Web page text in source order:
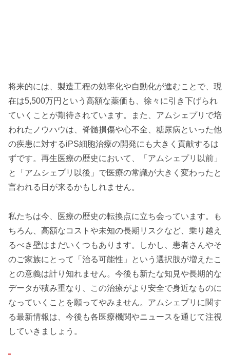
将来的には、製造工程の効率化や自動化が進むことで、現
在は5,500万円という高額な薬価も、徐々に引き下げられ
ていくことが期待されています。また、アムシェプリで培
われたノウハウは、脊髄損傷や心不全、糖尿病といった他
の疾患に対するiPS細胞治療の開発にも大きく貢献するは
ずです。再生医療の歴史において、「アムシェプリ以前」
と「アムシェプリ以後」で医療の常識が大きく変わったと
言われる日が来るかもしれません。
私たちは今、医療の歴史の転換点に立ち会っています。も
ちろん、高額なコストや未知の長期リスクなど、乗り越え
るべき壁はまだいくつもあります。しかし、患者さんやそ
のご家族にとって「治る可能性」という選択肢が増えたこ
との意義は計り知れません。今後も新たな知見や長期的な
データが積み重なり、この治療がより安全で身近なものに
なっていくことを願ってやみません。アムシェプリに関す
る最新情報は、今後も各医療機関やニュースを通じて注視
していきましょう。